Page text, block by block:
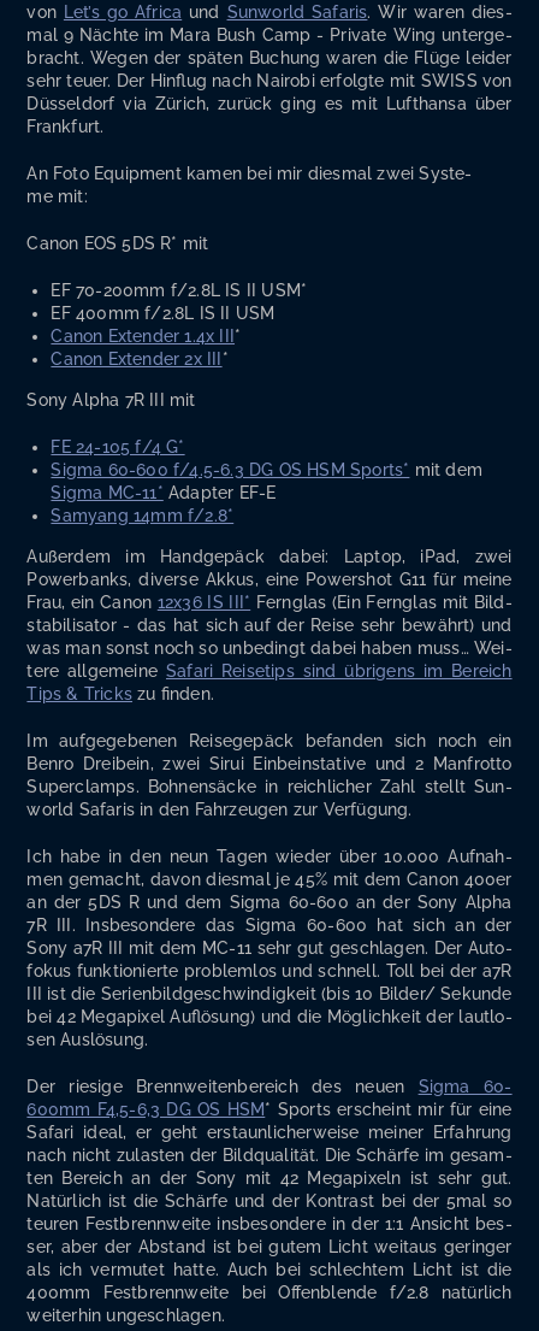
von
Let’s go Afri­ca und Sun­world Safa­ris. Wir waren dies­
mal 9 Näch­te im Mara Bush Camp - Pri­va­te Wing unter­ge­
bracht. Wegen der spä­ten Buchung waren die Flü­ge lei­der
sehr teu­er. Der Hin­flug nach Nai­ro­bi erfolg­te mit SWISS von
Düs­sel­dorf via Zürich, zurück ging es mit Luft­han­sa über
Frankfurt.
An Foto Equip­ment kamen bei mir dies­mal zwei Sys­te­
me mit:
Canon EOS 5DS R* mit
EF 70-200mm f/2.8L IS II USM*
EF 400mm f/2.8L IS II USM
Canon Exten­der 1.4x III *
Canon Exten­der 2x III *
Sony Alpha 7R III mit
FE 24-105 f/4 G*
Sig­ma 60-600 f/4.5-6.3 DG OS HSM Sports* mit dem
Sig­ma MC-11* Adap­ter EF-E
Samyang 14mm f/2.8*
Außer­dem im Hand­ge­päck dabei: Lap­top, iPad, zwei
Power­banks, diver­se Akkus, eine Power­shot G11 für mei­ne
Frau, ein Canon 12x36 IS III* Fern­glas (Ein Fern­glas mit Bild­
sta­bi­li­sa­tor - das hat sich auf der Rei­se sehr bewährt) und
was man sonst noch so unbe­dingt dabei haben muss… Wei­
te­re all­ge­mei­ne Safa­ri Rei­se­tips sind übri­gens im Bereich
Tips & Tricks zu finden.
Im auf­ge­ge­be­nen Rei­se­ge­päck befan­den sich noch ein
Ben­ro Drei­bein, zwei Sirui Ein­bein­sta­ti­ve und 2 Man­frot­to
Super­clamps. Boh­nen­sä­cke in reich­li­cher Zahl stellt Sun­
world Safa­ris in den Fahr­zeu­gen zur Verfügung.
Ich habe in den neun Tagen wie­der über 10.000 Auf­nah­
men gemacht, davon dies­mal je 45% mit dem Canon 400er
an der 5DS R und dem Sig­ma 60-600 an der Sony Alpha
7R III. Ins­be­son­de­re das Sig­ma 60-600 hat sich an der
Sony a7R III mit dem MC-11 sehr gut geschla­gen. Der Auto­
fo­kus funk­tio­nier­te pro­blem­los und schnell. Toll bei der a7R
III ist die Seri­en­bild­ge­schwin­dig­keit (bis 10 Bilder/ Sekun­de
bei 42 Mega­pi­xel Auf­lö­sung) und die Mög­lich­keit der laut­lo­
sen Auslösung.
Der rie­si­ge Brenn­wei­ten­be­reich des neu­en Sig­ma 60-
600mm F4,5-6,3 DG OS HSM* Sports erscheint mir für eine
Safa­ri ide­al, er geht erstaun­li­cher­wei­se mei­ner Erfah­rung
nach nicht zulas­ten der Bild­qua­li­tät. Die Schär­fe im gesam­
ten Bereich an der Sony mit 42 Mega­pi­xeln ist sehr gut.
Natür­lich ist die Schär­fe und der Kon­trast bei der 5mal so
teu­ren Fest­brenn­wei­te ins­be­son­de­re in der 1:1 Ansicht bes­
ser, aber der Abstand ist bei gutem Licht weit­aus gerin­ger
als ich ver­mu­tet hat­te. Auch bei schlech­tem Licht ist die
400mm Fest­brenn­wei­te bei Offen­blen­de f/2.8 natür­lich
wei­ter­hin ungeschlagen.